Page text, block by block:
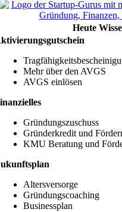
Heute
Mehr über den AVGS
AVGS einlösen
Gründungszuschuss
Gründerkredit und
KMU Beratung und
Altersversorge
Gründungscoaching
Businessplan